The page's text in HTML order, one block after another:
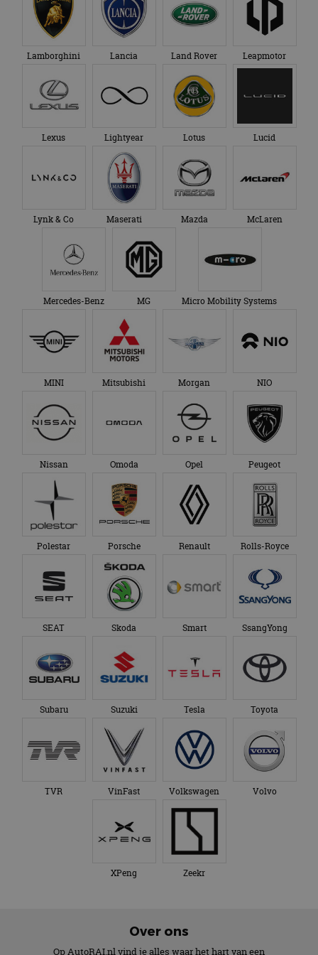
Lamborghini Lancia Land Rover Leapmotor
Lexus Lightyear Lotus Lucid
Lynk & Co Maserati Mazda McLaren
Mercedes-Benz MG Micro Mobility Systems
MINI Mitsubishi Morgan NIO
Nissan Omoda Opel Peugeot
Polestar Porsche Renault Rolls-Royce
SEAT Skoda Smart SsangYong
Subaru Suzuki Tesla Toyota
TVR VinFast Volkswagen Volvo
XPeng Zeekr
Over ons
Op AutoRAI.nl vind je alles waar het hart van een
_ga_SC6JKZPPKY
.autorai.nl
1 jaar 1
maand
gebruikt door
Google Analytics
te behouden.
advertenties die de
eindgebruiker heeft
gezien voordat hij de
genoemde website